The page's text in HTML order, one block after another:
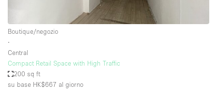
Boutique/negozio
∙
Central
Compact Retail Space with High Traffic
200 sq ft
su base HK$667 al giorno